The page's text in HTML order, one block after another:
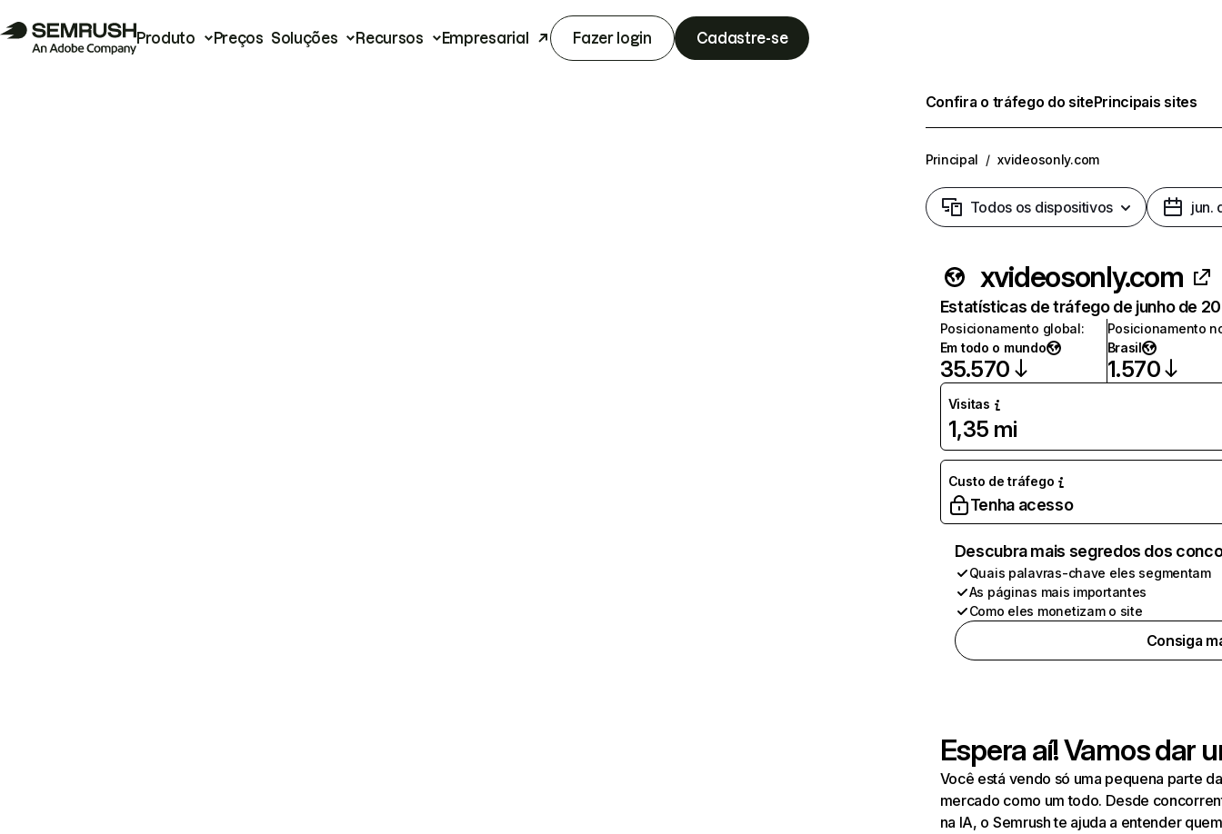
Produto Preços Soluções Recursos Empresarial Fazer login Cadastre-se
Confira o tráfego do sitePrincipais sites
Principal / xvideosonly.com
Todos os dispositivos jun.
xvideosonly.com
Estatísticas de tráfego de junho de
Posicionamento global:
Em todo o mundo
35.570
Posicionamento
Brasil
1.570
Visitas
1,35 mi
Custo de tráfego
Tenha acesso
Descubra mais segredos dos
Quais palavras-chave eles segmentam
As páginas mais importantes
Como eles monetizam o site
Consiga
Espera aí! Vamos dar
Você está vendo só uma pequena parte
mercado como um todo. Desde
na IA, o Semrush te ajuda a entender